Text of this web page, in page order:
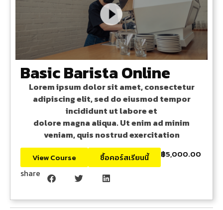
Basic Barista Online
Lorem ipsum dolor sit amet, consectetur
adipiscing elit, sed do eiusmod tempor
incididunt ut labore et
dolore magna aliqua. Ut enim ad minim
veniam, quis nostrud exercitation
View Course ซื้อคอร์สเรียนนี้ ฿5,000.00
share